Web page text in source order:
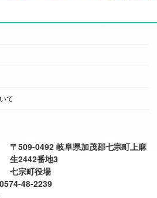
て
〒509-0492 岐阜県加茂郡七宗町上麻
生2442番地3
七宗町役場
48-2239